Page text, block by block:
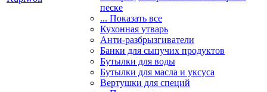
песке
... Показать все
Кухонная утварь
Анти-разбрызгиватели
Банки для сыпучих продуктов
Бутылки для воды
Бутылки для масла и уксуса
Вертушки для специй